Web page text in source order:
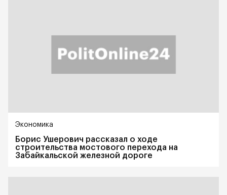
Экономика
Борис Ушерович рассказал о ходе
строительства мостового перехода на
Забайкальской железной дороге